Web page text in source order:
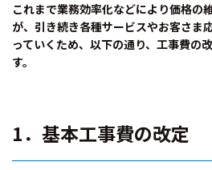
これまで業務効率化などにより価格の
が、引き続き各種サービスやお客さま
っていくため、以下の通り、工事費の
す。
1．基本工事費の改定